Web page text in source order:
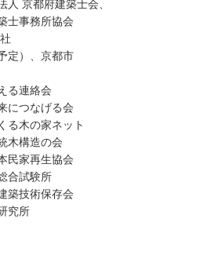
京都府建築士会、
士事務所協会
）、京都市
る連絡会
につなげる会
木の家ネット
木構造の会
民家再生協会
合試験所
築技術保存会
究所